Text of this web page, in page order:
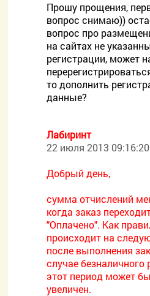
Прошу прощения,
вопрос снимаю))
вопрос про
на сайтах не
регистрации, может
то дополнить
данные?
Лабиринт
22 июля 2013 09:16:20
Добрый день,
сумма отчислений
когда заказ
"Оплачено". Как
происходит на
после выполнения
случае безналичного
этот период может
увеличен.